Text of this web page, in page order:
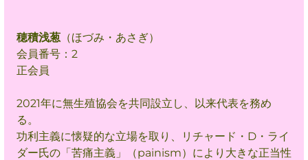
穂積浅葱（ほづみ・あさぎ）
会員番号：2
正会員
2021年に無生殖協会を共同設立し、以来代表を務め
る。
功利主義に懐疑的な立場を取り、リチャード・D・ライ
ダー氏の「苦痛主義」（painism）により大きな正当性